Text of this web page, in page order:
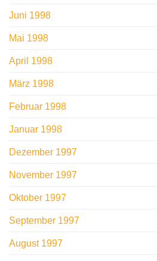
Juni 1998
Mai 1998
April 1998
März 1998
Februar 1998
Januar 1998
Dezember 1997
November 1997
Oktober 1997
September 1997
August 1997